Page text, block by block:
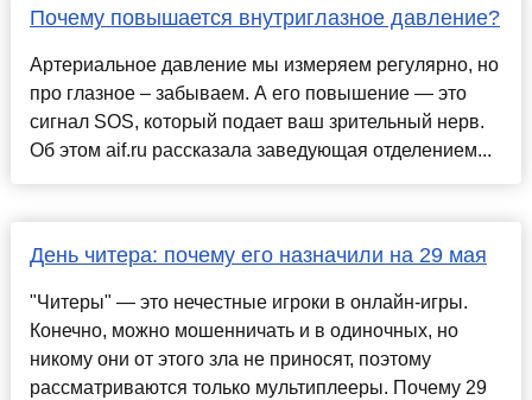
Почему повышается внутриглазное давление?
Артериальное давление мы измеряем регулярно, но
про глазное – забываем. А его повышение — это
сигнал SOS, который подает ваш зрительный нерв.
Об этом aif.ru рассказала заведующая отделением...
День читера: почему его назначили на 29 мая
"Читеры" — это нечестные игроки в онлайн-игры.
Конечно, можно мошенничать и в одиночных, но
никому они от этого зла не приносят, поэтому
рассматриваются только мультиплееры. Почему 29